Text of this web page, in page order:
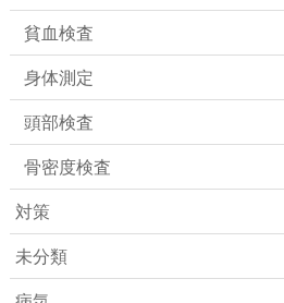
貧血検査
身体測定
頭部検査
骨密度検査
対策
未分類